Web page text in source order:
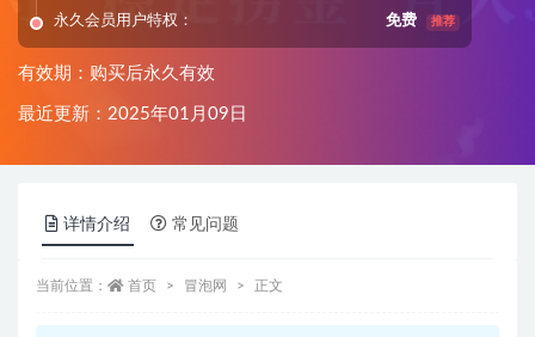
永久会员用户特权： 免费 推荐
有效期：购买后永久有效
最近更新：2025年01月09日
详情介绍 常见问题
当前位置： 首页 冒泡网 正文